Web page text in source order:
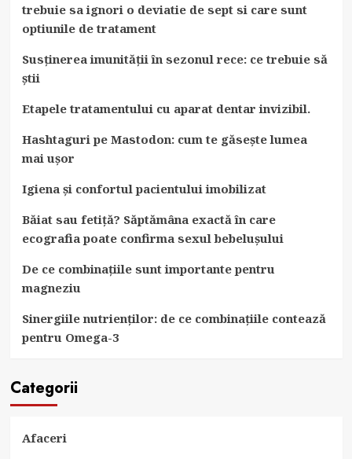
trebuie sa ignori o deviatie de sept si care sunt
optiunile de tratament
Susținerea imunității în sezonul rece: ce trebuie să
știi
Etapele tratamentului cu aparat dentar invizibil.
Hashtaguri pe Mastodon: cum te găsește lumea
mai ușor
Igiena și confortul pacientului imobilizat
Băiat sau fetiță? Săptămâna exactă în care
ecografia poate confirma sexul bebelușului
De ce combinațiile sunt importante pentru
magneziu
Sinergiile nutrienților: de ce combinațiile contează
pentru Omega-3
Categorii
Afaceri